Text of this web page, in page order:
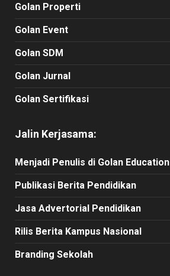
Golan Properti
Golan Event
Golan SDM
Golan Jurnal
Golan Sertifikasi
Jalin Kerjasama:
Menjadi Penulis di Golan Education
Publikasi Berita Pendidikan
Jasa Advertorial Pendidikan
Rilis Berita Kampus Nasional
Branding Sekolah